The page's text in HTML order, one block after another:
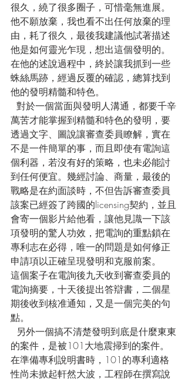
很久，繞了很多圈子，可惜毫無進展。
他不願放棄，我也看不出任何放棄的理
由，耗了很久，最後我建議他試著描述
他是如何靈光乍現，想出這個發明的。
在他的述說過程中，終於讓我抓到一些
蛛絲馬跡，經過反覆的確認，總算找到
他的發明精髓和特色。
萬苦才能掌握到精髓和特色的發明，要
透過文字、圖說讓審查委員瞭解，實在
不是一件簡單的事，而且即使有電詢這
個利器，若沒有好的策略，也未必能討
到任何便宜。幾經討論、商量，最後的
戰略是在約面談時，不但告訴審查委員
該案已經簽了跨國的licensing契約，並且
會寄一個影片給他看，讓他見識一下該
項發明的驚人功效，把電詢的重點鎖在
專利志在必得，唯一的問題是如何修正
申請項以正確呈現發明和克服前案。
這個案子在電詢後九天收到審查委員的
電詢摘要，十天後提出答辯書，二個星
期後收到核准通知，又是一個完美的句
點。
的案件，是被101大地震掃到的案件。
在準備專利說明書時，101的專利適格
性尚未掀起軒然大波，工程師在撰寫說